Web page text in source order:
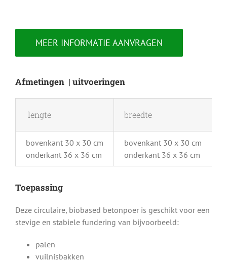
MEER INFORMATIE AANVRAGEN
Afmetingen | uitvoeringen
lengte breedte
bovenkant 30 x 30 cm
onderkant 36 x 36 cm
bovenkant 30 x 30 cm
onderkant 36 x 36 cm
Toepassing
Deze circulaire, biobased betonpoer is geschikt voor een
stevige en stabiele fundering van bijvoorbeeld:
palen
vuilnisbakken